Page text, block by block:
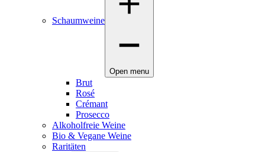
Schaumweine
Open menu
Brut
Rosé
Crémant
Prosecco
Alkoholfreie Weine
Bio & Vegane Weine
Raritäten